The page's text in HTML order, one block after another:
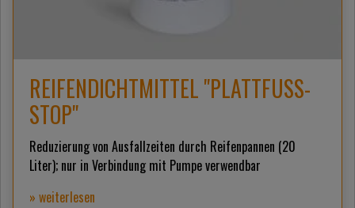
REIFENDICHTMITTEL "PLATTFUSS-
STOP"
Reduzierung von Ausfallzeiten durch Reifenpannen (20
Liter); nur in Verbindung mit Pumpe verwendbar
» weiterlesen